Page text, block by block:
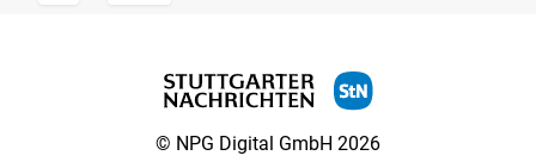
© NPG Digital GmbH 2026